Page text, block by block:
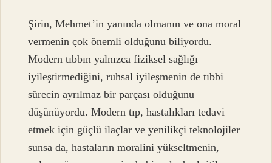
Şirin, Mehmet’in yanında olmanın ve ona moral
vermenin çok önemli olduğunu biliyordu.
Modern tıbbın yalnızca fiziksel sağlığı
iyileştirmediğini, ruhsal iyileşmenin de tıbbi
sürecin ayrılmaz bir parçası olduğunu
düşünüyordu. Modern tıp, hastalıkları tedavi
etmek için güçlü ilaçlar ve yenilikçi teknolojiler
sunsa da, hastaların moralini yükseltmenin,